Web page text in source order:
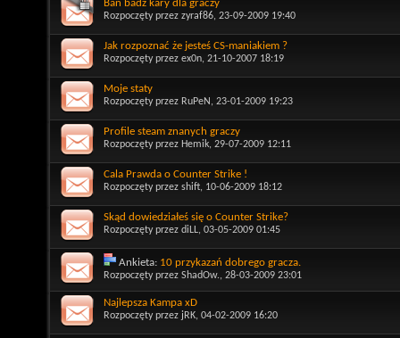
Ban badz kary dla graczy
Rozpoczęty przez zyraf86, 23-09-2009 19:40
Jak rozpoznać że jesteś CS-maniakiem ?
Rozpoczęty przez ex0n, 21-10-2007 18:19
Moje staty
Rozpoczęty przez RuPeN , 23-01-2009 19:23
Profile steam znanych graczy
Rozpoczęty przez Hemik, 29-07-2009 12:11
Cala Prawda o Counter Strike !
Rozpoczęty przez shift, 10-06-2009 18:12
Skąd dowiedziałeś się o Counter Strike?
Rozpoczęty przez diLL, 03-05-2009 01:45
Ankieta: 10 przykazań dobrego gracza.
Rozpoczęty przez ShadOw., 28-03-2009 23:01
Najlepsza Kampa xD
Rozpoczęty przez jRK, 04-02-2009 16:20